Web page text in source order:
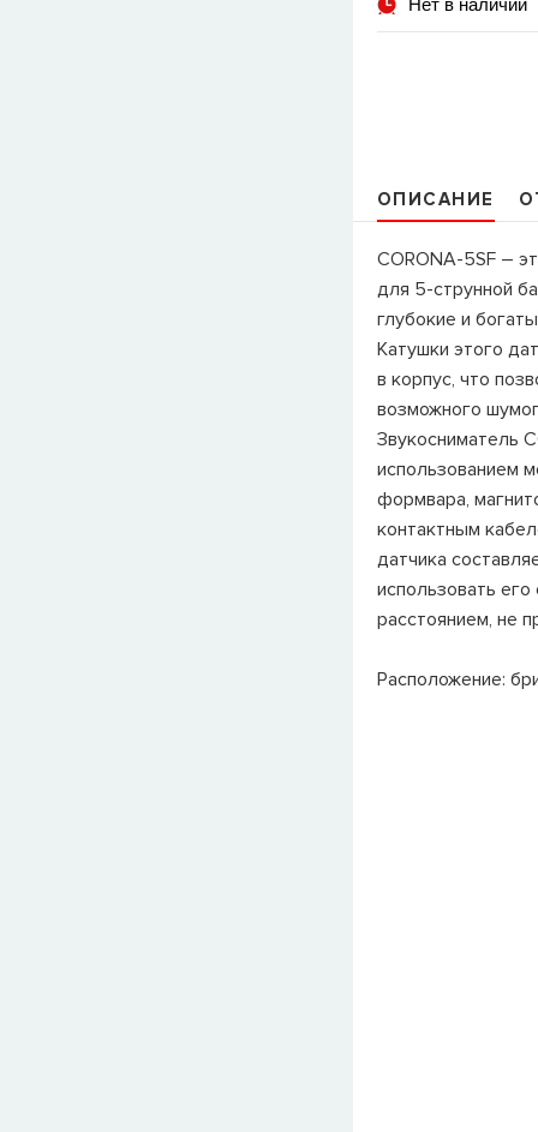
Нет в наличии
ОПИСАНИЕ
CORONA-5SF –
для 5-струнной
глубокие и
Катушки этого
в корпус, что
возможного
Звукосниматель
использованием
формвара,
контактным
датчика
использовать
расстоянием, не
Расположение: